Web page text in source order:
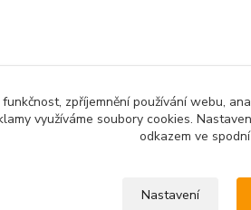
zpříjemnění používání webu,
využíváme soubory cookies.
odkazem ve
Nastavení